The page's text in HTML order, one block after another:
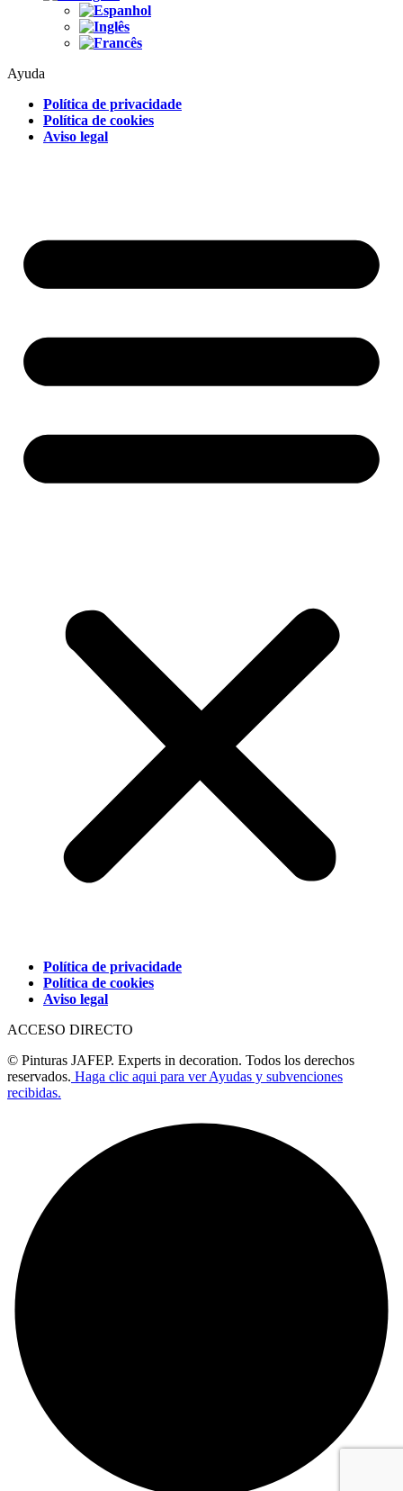
Ayuda
Política de privacidade
Política de cookies
Aviso legal
Política de privacidade
Política de cookies
Aviso legal
ACCESO DIRECTO
© Pinturas JAFEP. Experts in decoration. Todos los derechos
reservados. Haga clic aqui para ver Ayudas y subvenciones
recibidas.